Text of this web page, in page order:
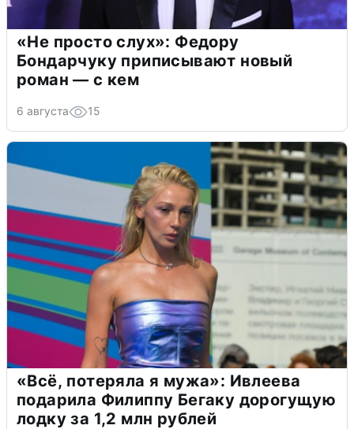
«Не просто слух»: Федору
Бондарчуку приписывают новый
роман — с кем
6 августа 15
«Всё, потеряла я мужа»: Ивлеева
подарила Филиппу Бегаку дорогущую
лодку за 1,2 млн рублей